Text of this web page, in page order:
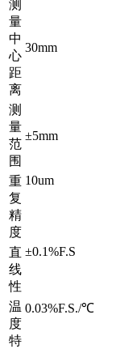
测
量
中
心
距
离
30mm
测
量
范
围
±5mm
重
复
精
度
10um
直
线
性
±0.1%F.S
温
度
特
0.03%F.S./℃